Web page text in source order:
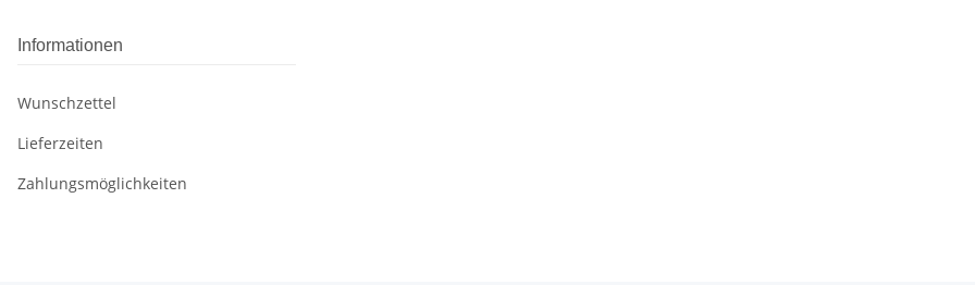
Informationen
Wunschzettel
Lieferzeiten
Zahlungsmöglichkeiten